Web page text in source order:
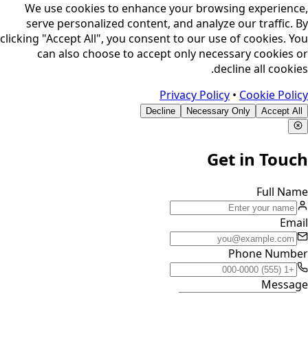
We use cookies to enhance your browsing experience,
serve personalized content, and analyze our traffic. By
clicking "Accept All", you consent to our use of cookies. You
can also choose to accept only necessary cookies or
decline all cookies.
Privacy Policy • Cookie Policy
Accept All
Necessary Only
Decline
Get in Touch
Full Name
Email
Phone Number
Message